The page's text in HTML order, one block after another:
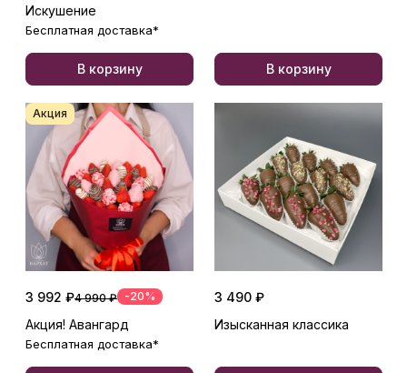
Искушение
Бесплатная доставка*
В корзину В корзину
Акция
3 992 ₽4 990 ₽ -20%
Акция! Авангард
Бесплатная доставка*
3 490 ₽
Изысканная классика